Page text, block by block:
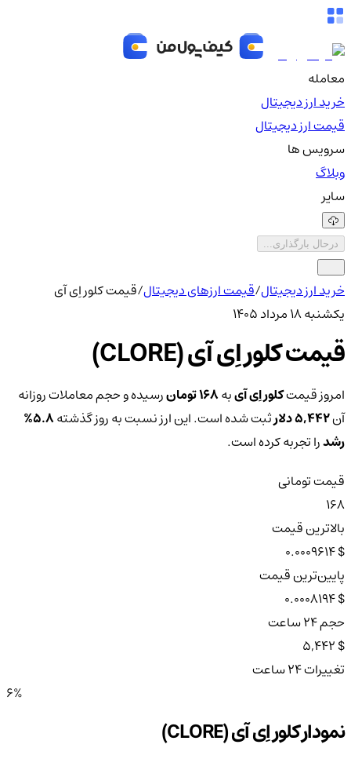
معامله
خرید ارز دیجیتال
قیمت ارز دیجیتال
سرویس ها
وبلاگ
سایر
درحال بارگذاری...
خرید ارز دیجیتال/قیمت ارزهای دیجیتال/قیمت کلور اِی آی
یکشنبه ۱۸ مرداد ۱۴۰۵
قیمت کلور اِی آی (CLORE)
امروز قیمتکلور اِی آیبه168 تومان
رسیده و حجم معاملات روزانه
آن5,442 دلار ثبت شده است. این ارز نسبت به روز گذشته5.8%
رشدرا تجربه کرده است.
قیمت تومانی
168
بالاترین قیمت
$ 0.0009614
پایین‌ترین قیمت
$ 0.0008194
حجم ۲۴ ساعت
$ 5,442
تغییرات ۲۴ ساعت
6%
نمودار کلور اِی آی (CLORE)